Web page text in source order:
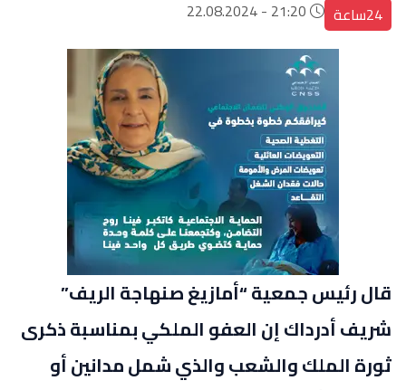
24ساعة
قال رئيس جمعية “أمازيغ صنهاجة الريف”
شريف أدرداك إن العفو الملكي بمناسبة ذكرى
ثورة الملك والشعب والذي شمل مدانين أو